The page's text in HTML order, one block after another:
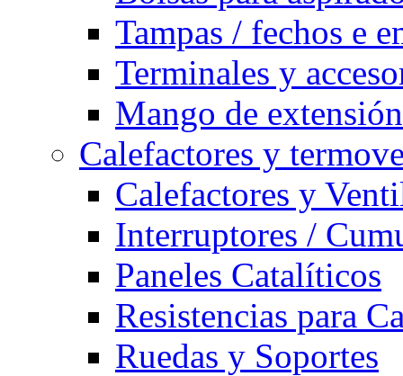
Tampas / fechos e
Terminales y
Mango de
Calefactores y
Calefactores y
Interruptores /
Paneles Catalíticos
Resistencias para
Ruedas y Soportes